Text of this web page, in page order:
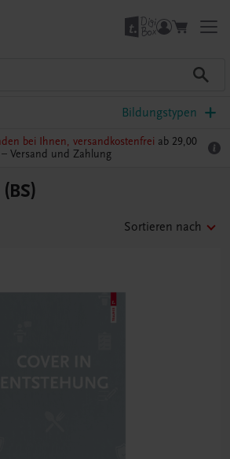
Bildungstypen
bei Ihnen, versandkostenfrei ab 29,00
Versand und Zahlung
Sortieren nach